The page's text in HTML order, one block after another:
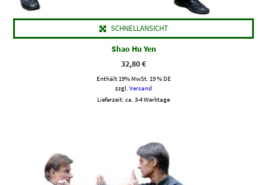
SCHNELLANSICHT
Shao Hu Yen
32,80€
Enthält 19% MwSt. 19 % DE
zzgl. Versand
Lieferzeit: ca. 3-4 Werktage